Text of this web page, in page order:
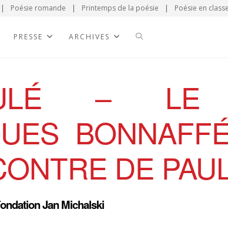
| Poésie romande | Printemps de la poésie | Poésie en classe
PRESSE ARCHIVES
– LE
DE
Jan Michalski